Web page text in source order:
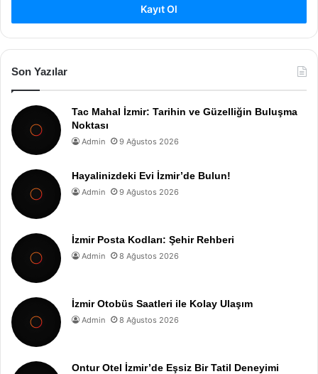
Kayıt Ol
Son Yazılar
Tac Mahal İzmir: Tarihin ve Güzelliğin Buluşma
Noktası
Admin 9 Ağustos 2026
Hayalinizdeki Evi İzmir’de Bulun!
Admin 9 Ağustos 2026
İzmir Posta Kodları: Şehir Rehberi
Admin 8 Ağustos 2026
İzmir Otobüs Saatleri ile Kolay Ulaşım
Admin 8 Ağustos 2026
Ontur Otel İzmir’de Eşsiz Bir Tatil Deneyimi